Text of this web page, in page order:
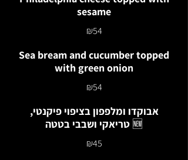
sesame
₪54
Sea bream and cucumber topped
with green onion
₪54
אבוקדו ומלפפון בציפוי פיקנטי,
טריאקי ושבבי בטטה 🆕
₪45